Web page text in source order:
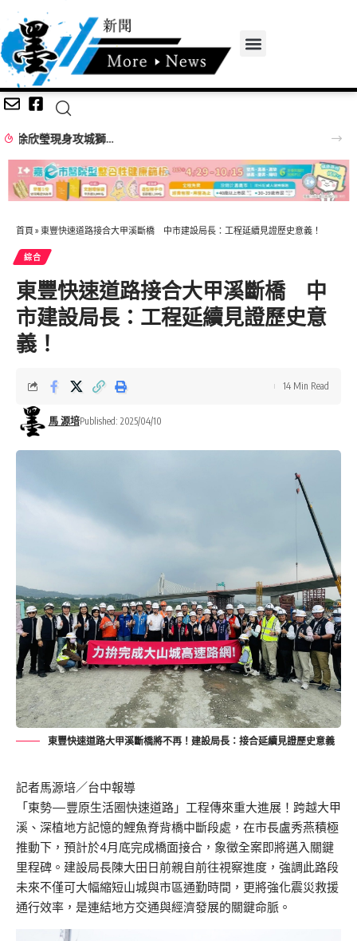
南投縣7月份人民團體立案及推動性別主流化成果
首頁 » 東豐快速道路接合大甲溪斷橋 中市建設局長：工程延續見證歷史意義！
綜合
東豐快速道路接合大甲溪斷橋 中
市建設局長：工程延續見證歷史意
義！
馬 源培Published: 2025/04/10
14 Min Read
東豐快速道路大甲溪斷橋將不再！建設局長：接合延續見證歷史意義
記者馬源培／台中報導
「東勢—豐原生活圈快速道路」工程傳來重大進展！跨越大甲
溪、深植地方記憶的鯉魚脊背橋中斷段處，在市長盧秀燕積極
推動下，預計於4月底完成橋面接合，象徵全案即將邁入關鍵
里程碑。建設局長陳大田日前親自前往視察進度，強調此路段
未來不僅可大幅縮短山城與市區通勤時間，更將強化震災救援
通行效率，是連結地方交通與經濟發展的關鍵命脈。